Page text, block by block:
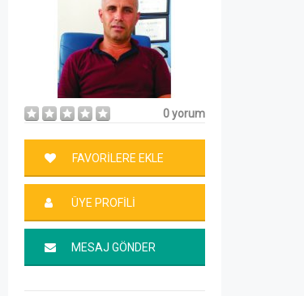
0 yorum
FAVORİLERE EKLE
ÜYE PROFİLİ
MESAJ GÖNDER